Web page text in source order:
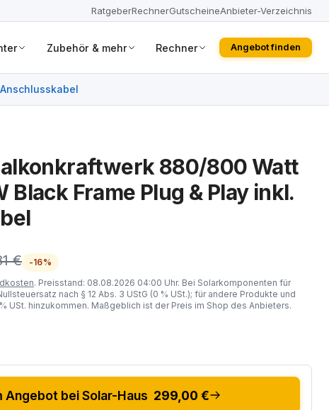
RatgeberRechnerGutscheineAnbieter-Verzeichnis
Zubehör & mehr Rechner Angebot finden
880/800 Watt
Black Frame Plug & Play inkl.
€
-16%
. Preisstand: 08.08.2026 04:00 Uhr. Bei Solarkomponenten für
nach § 12 Abs. 3 UStG (0 % USt.); für andere Produkte und
USt. hinzukommen. Maßgeblich ist der Preis im Shop des Anbieters.
Angebot bei Solar-Haus 299,00 €